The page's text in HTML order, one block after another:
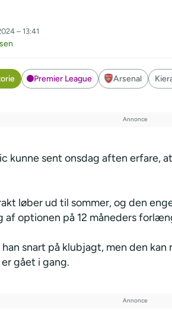
– 13:41
Premier League Arsenal
kunne sent onsdag aften erfare,
løber ud til sommer, og den
af optionen på 12 måneders
han snart på klubjagt, men den
gået i gang.